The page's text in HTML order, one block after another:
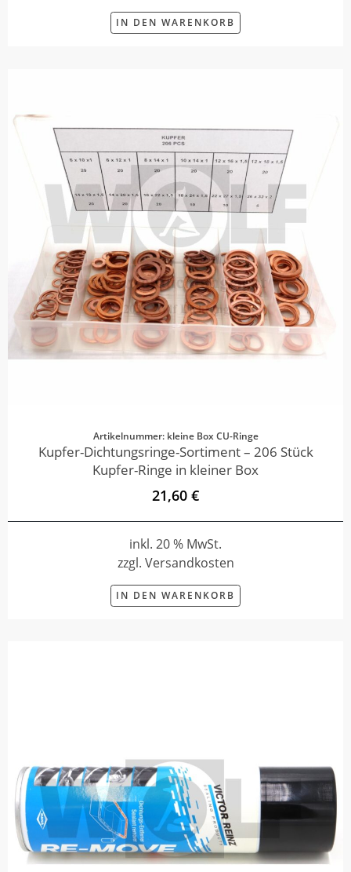
IN DEN WARENKORB
Artikelnummer: kleine Box CU-Ringe
Kupfer-Dichtungsringe-Sortiment – 206 Stück
Kupfer-Ringe in kleiner Box
21,60 €
inkl. 20 % MwSt.
zzgl. Versandkosten
IN DEN WARENKORB